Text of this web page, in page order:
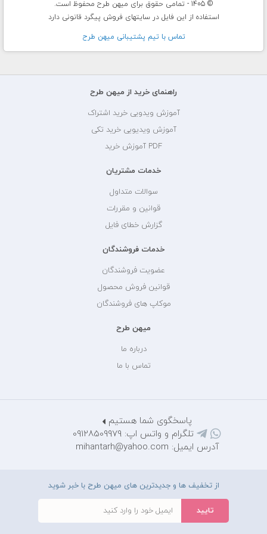
© 1405 - تمامی حقوق برای میهن طرح محفوظ است.
استفاده از این فایل در سایتهای فروش پیگرد قانونی دارد
تماس با تيم پشتيبانی ميهن طرح
راهنمای خرید از میهن طرح
آموزش ویدویی خرید اشتراک
آموزش ویدیویی خرید تکی
PDF آموزش خرید
خدمات مشتریان
سوالات متداول
قوانین و مقررات
گزارش خطای فایل
خدمات فروشندگان
عضویت فروشندگان
قوانین فروش محصول
موکاپ های فروشندگان
میهن طرح
درباره ما
تماس با ما
پاسخگوی شما هستیم
تلگرام و واتس اپ: 09128509979
آدرس ایمیل: mihantarh@yahoo.com
از تخفیف ها و جدیدترین های میهن طرح با خبر شوید